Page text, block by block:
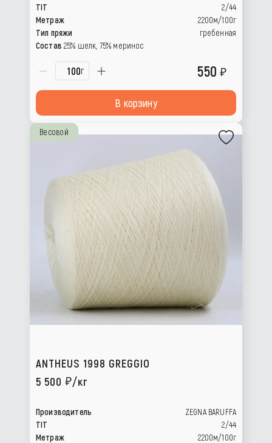
TIT
2/44
Метраж
2200м/100г
Тип пряжи
гребенная
Состав 25% шелк, 75% меринос
г 550
В корзину
Весовой
ANTHEUS 1998 GREGGIO
5 500
/кг
Производитель
ZEGNA BARUFFA
TIT
2/44
Метраж
2200м/100г